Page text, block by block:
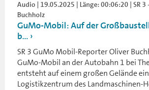
Audio | 19.05.2025 | Länge: 00:06:20 | SR 3
Buchholz
GuMo-Mobil: Auf der
b...
SR 3 GuMo Mobil-Reporter Oliver
GuMo-Mobil an der Autobahn 1 bei
entsteht auf einem großen Gelände
Logistikzentrum des Landmaschinen-